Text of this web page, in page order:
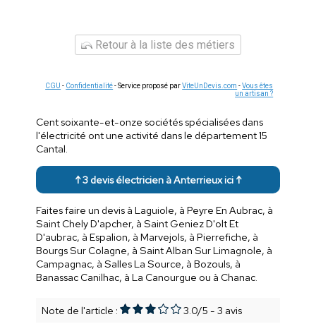
Retour à la liste des métiers
CGU - Confidentialité- Service proposé parViteUnDevis.com -Vous êtes
un artisan ?
Cent soixante-et-onze sociétés spécialisées dans
l'électricité ont une activité dans le département 15
Cantal.
↑ 3 devis électricien à Anterrieux ici ↑
Faites faire un devis à Laguiole, à Peyre En Aubrac, à
Saint Chely D'apcher, à Saint Geniez D'olt Et
D'aubrac, à Espalion, à Marvejols, à Pierrefiche, à
Bourgs Sur Colagne, à Saint Alban Sur Limagnole, à
Campagnac, à Salles La Source, à Bozouls, à
Banassac Canilhac, à La Canourgue ou à Chanac.
Note de l'article : 3.0/5 - 3 avis